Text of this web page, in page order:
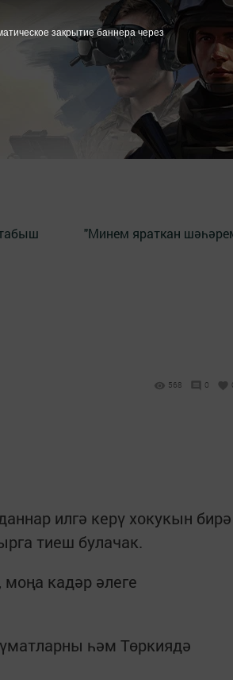
"Минем яраткан
568 0
илгә керү хокукын бирә
тиеш булачак.
моңа кадәр әлеге
һәм Төркиядә
закрытие баннера через